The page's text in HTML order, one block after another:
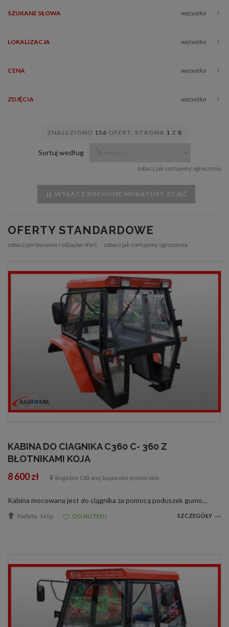
SZUKANE SŁOWA wszystko
LOKALIZACJA wszystko
CENA wszystko
ZDJĘCIA wszystko
ZNALEZIONO 156 OFERT. STRONA 1 Z 8
Sortuj według
zobacz jak sortujemy ogłoszenia
WYŁĄCZ RUCHOME MINIATURY ZDJĘĆ
OFERTY STANDARDOWE
zobacz porównanie rodzajów ofert zobacz jak sortujemy ogłoszenia
KABINA DO CIAGNIKA C360 C- 360 Z
BŁOTNIKAMI KOJA
8 600 zł Rogóźno 130, woj. kujawsko-pomorskie
Kabina mocowana jest do ciągnika za pomocą poduszek gumowych, które tłumią drgania równocześnie poprawiając komfort jazdy. Wyposażenie standardowe: - wspornik lusterek, lusterka - wycieraczka elektryczna szyby przedniej - wycieraczka mechanic...
Podbite: 14 lip DO NOTESU SZCZEGÓŁY